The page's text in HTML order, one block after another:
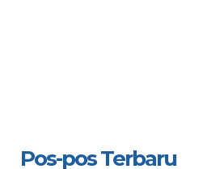
Pos-pos Terbaru